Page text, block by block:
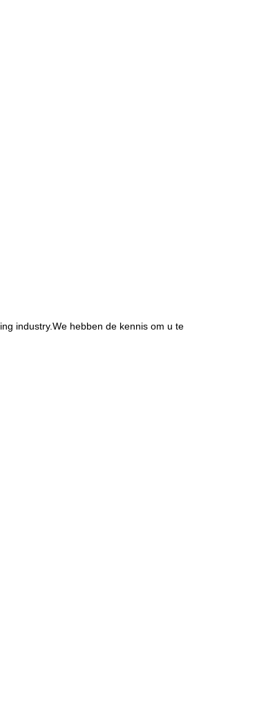
industry.We hebben de kennis om u te